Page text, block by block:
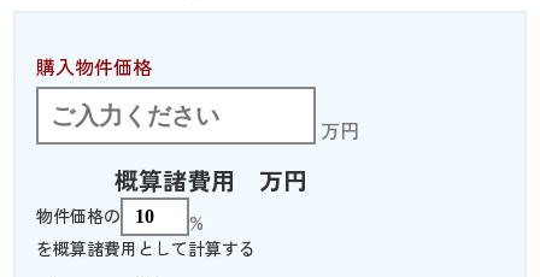
購入物件価格
万円
概算諸費用 万円
物件価格の %
を概算諸費用として計算する